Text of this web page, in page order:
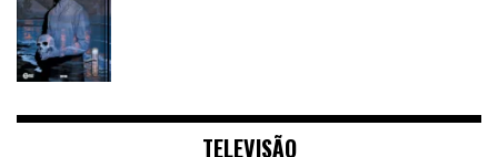
TELEVISÃO